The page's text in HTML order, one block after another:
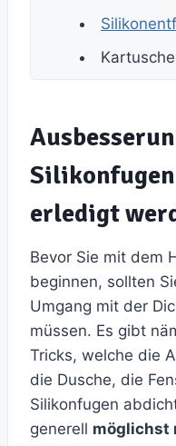
erledigt
Bevor Sie mit dem
beginnen, sollten
Umgang mit der
müssen. Es gibt
Tricks, welche die
die Dusche, die
Silikonfugen
generell möglichst